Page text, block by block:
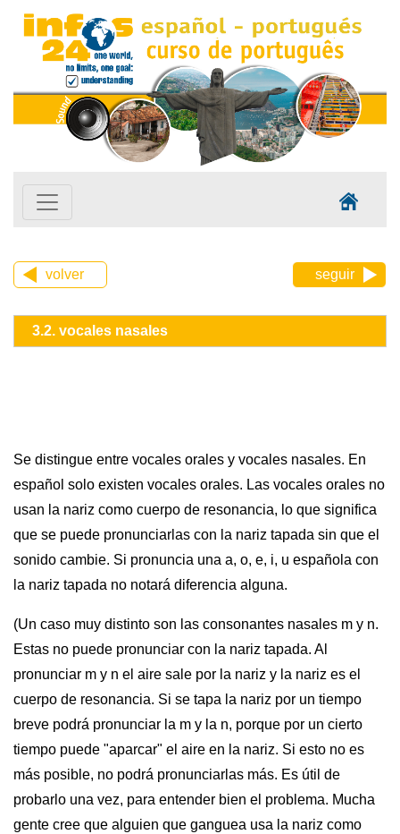
volver seguir
3.2. vocales nasales
Se distingue entre vocales orales y vocales nasales. En
español solo existen vocales orales. Las vocales orales no
usan la nariz como cuerpo de resonancia, lo que significa
que se puede pronunciarlas con la nariz tapada sin que el
sonido cambie. Si pronuncia una a, o, e, i, u española con
la nariz tapada no notará diferencia alguna.
(Un caso muy distinto son las consonantes nasales m y n.
Estas no puede pronunciar con la nariz tapada. Al
pronunciar m y n el aire sale por la nariz y la nariz es el
cuerpo de resonancia. Si se tapa la nariz por un tiempo
breve podrá pronunciar la m y la n, porque por un cierto
tiempo puede "aparcar" el aire en la nariz. Si esto no es
más posible, no podrá pronunciarlas más. Es útil de
probarlo una vez, para entender bien el problema. Mucha
gente cree que alguien que ganguea usa la nariz como